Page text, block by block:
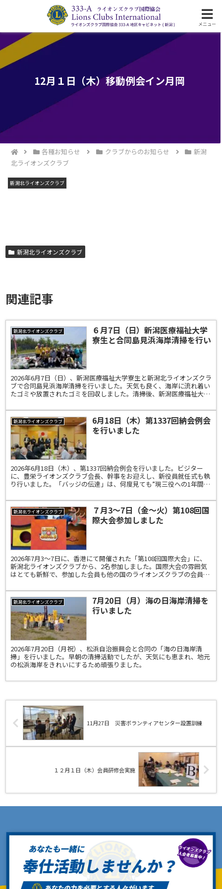
ライオンズクラブ国際協会333-A地区の活動
12月１日（木）移動例会イン月岡
各種お知らせ クラブからのお知らせ
新潟
北ライオンズクラブ
新潟北ライオンズクラブ
新潟北ライオンズクラブ
関連記事
新潟北ライオンズクラブ
６月7日（日）新潟医療福祉大学
寮生と合同島見浜海岸清掃を行い
2026年6月7日（日）、新潟医療福祉大学寮生と新潟北ライオンズクラ
ブで合同島見浜海岸清掃を行いました。天気も良く、海岸に流れ着い
たゴミや放置されたゴミを回収しました。清掃後、新潟医療福祉大学
新潟北ライオンズクラブ
6月18日（木）第1337回納会例会
を行いました
2026年6月18日（木）、第1337回納会例会を行いました。ビジター
に、豊栄ライオンズクラブ会長、幹事をお迎えし、新役員就任式も執
り行いました。「バッジの伝達」は、何度見ても”現三役への1年間お
新潟北ライオンズクラブ
７月3～7日（金～火）第108回国
際大会参加しました
2026年7月3～7日に、香港にて開催された「第108回国際大会」に、
新潟北ライオンズクラブから、2名参加しました。国際大会の雰囲気
はとても新鮮で、参加した会員も他の国のライオンズクラブの会員と
新潟北ライオンズクラブ
7月20日（月）海の日海岸清掃を
行いました
2026年7月20日（月祝）、松浜自治振興会と合同の「海の日海岸清
掃」を行いました。早朝の清掃活動でしたが、天気にも恵まれ、地元
の松浜海岸をきれいにするため頑張りました。
11月27日 災害ボランティアセンター設置訓練
１２月１日（木）会員研修会実施
メニュー